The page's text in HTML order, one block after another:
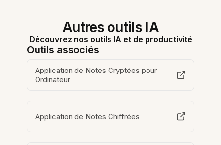
Autres outils IA
Découvrez nos outils IA et de productivité
Outils associés
Application de Notes Cryptées pour
Ordinateur
Application de Notes Chiffrées